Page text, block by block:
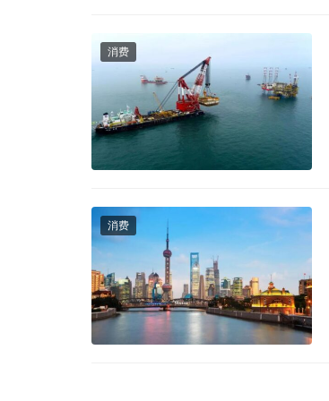
消费
消费